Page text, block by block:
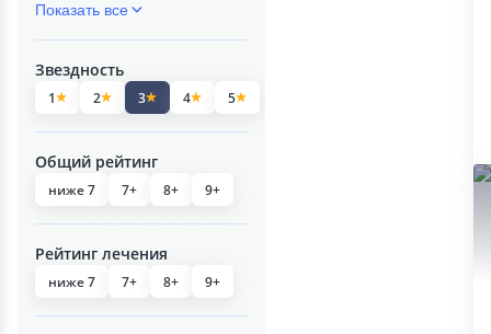
Показать все
Звездность
1 2 3 4 5
Общий рейтинг
ниже 7 7+ 8+ 9+
Рейтинг лечения
ниже 7 7+ 8+ 9+